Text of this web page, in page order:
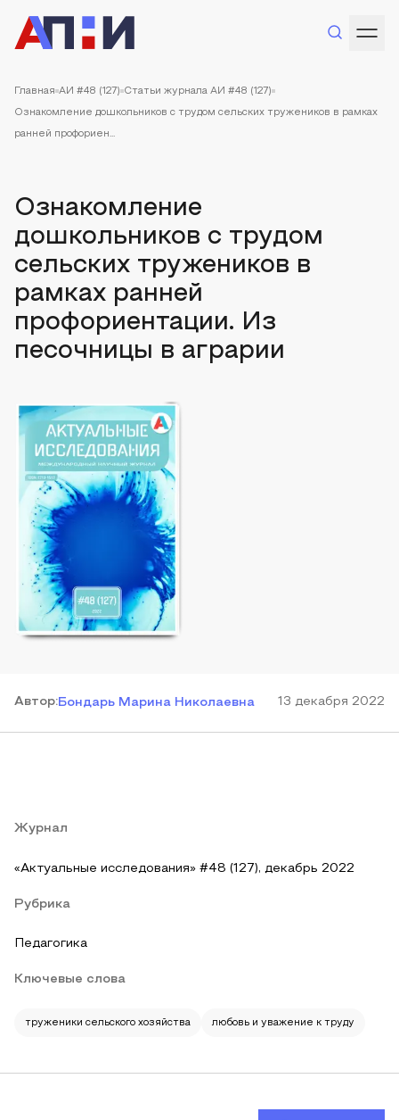
Главная АИ #48 (127) Статьи журнала АИ #48 (127)
Ознакомление дошкольников с трудом сельских тружеников в рамках
ранней профориен...
Ознакомление
дошкольников с трудом
сельских тружеников в
рамках ранней
профориентации. Из
песочницы в аграрии
Автор:Бондарь Марина Николаевна 13 декабря 2022
Журнал
«Актуальные исследования» #48 (127), декабрь 2022
Рубрика
Педагогика
Ключевые слова
труженики сельского хозяйства любовь и уважение к труду